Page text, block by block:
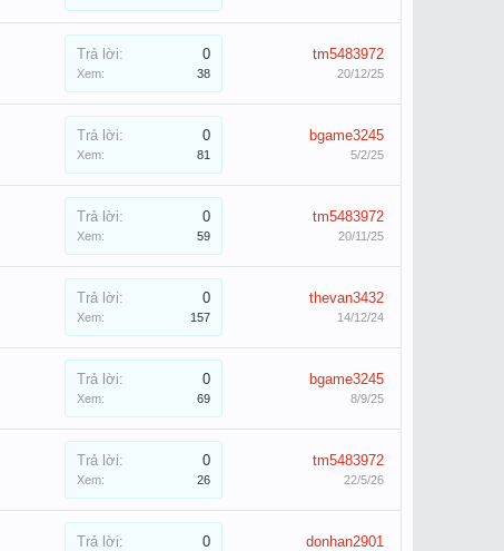
Trả lời: 0
Xem: 38
tm5483972
20/12/25
Trả lời: 0
Xem: 81
bgame3245
5/2/25
Trả lời: 0
Xem: 59
tm5483972
20/11/25
Trả lời: 0
Xem: 157
thevan3432
14/12/24
Trả lời: 0
Xem: 69
bgame3245
8/9/25
Trả lời: 0
Xem: 26
tm5483972
22/5/26
Trả lời: 0 donhan2901